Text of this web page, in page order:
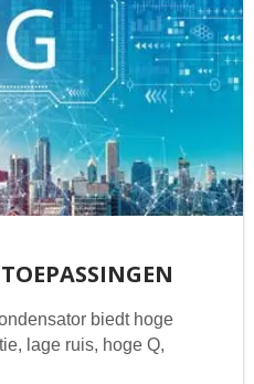
biedt hoge
lage ruis, hoge Q,